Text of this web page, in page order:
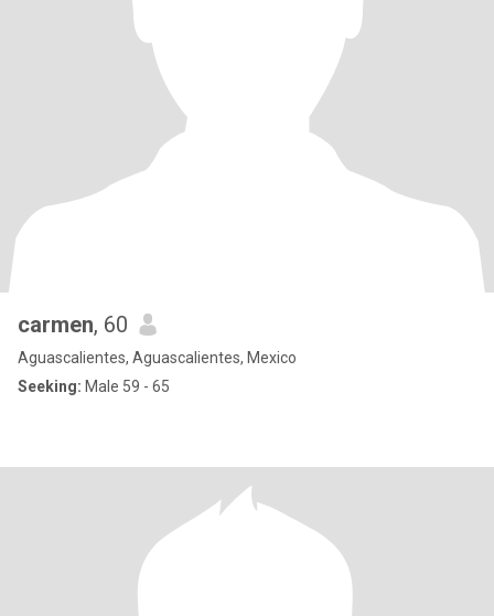
carmen, 60
Aguascalientes, Aguascalientes, Mexico
Seeking: Male 59 - 65